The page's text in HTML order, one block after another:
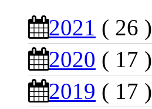
2021 ( 26 )
2020 ( 17 )
2019 ( 17 )